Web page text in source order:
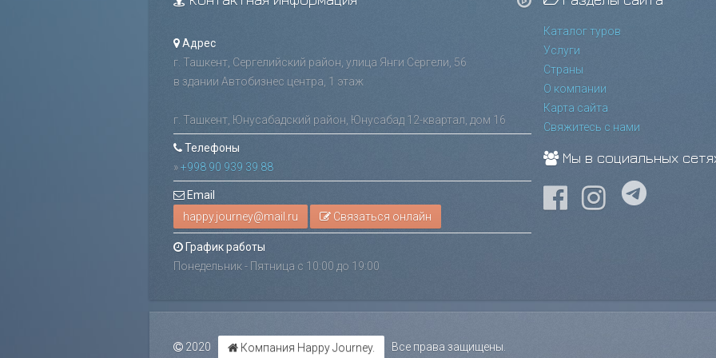
Адрес
г. Ташкент, Сергелийский район, улица Янги Сергели, 56
в здании Автобизнес центра, 1 этаж
г. Ташкент, Юнусабадский район, Юнусабад 12-квартал, дом 16
Телефоны
»+998 90 939 39 88
Email
Связаться онлайн
График работы
Понедельник - Пятница с 10:00 до 19:00
Каталог туров
Услуги
Страны
О компании
Карта сайта
Свяжитесь с нами
Мы в социальных
2020 Компания Happy Journey. Все права защищены.